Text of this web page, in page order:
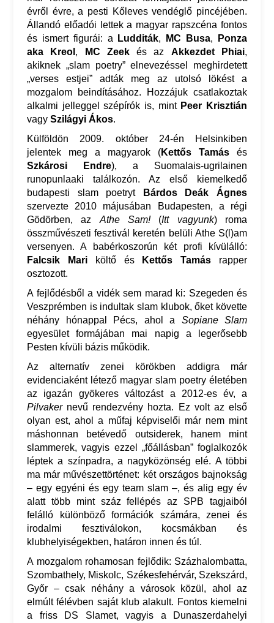
évről évre, a pesti Kőleves vendéglő pincéjében.
Állandó előadói lettek a magyar rapszcéna fontos
és ismert figurái: a
Ludditák, MC Busa,
Ponza
aka Kreol , MC Zeekés az Akkezdet Phiai,
akiknek „slam poetry” elnevezéssel meghirdetett
„verses estjei” adták meg az utolsó lökést a
mozgalom beindításához. Hozzájuk csatlakoztak
alkalmi jelleggel szépírók is, mint Peer Krisztián
vagy Szilágyi Ákos.
Külföldön 2009. október 24-én Helsinkiben
jelentek meg a magyarok (Kettős Tamás és
Szkárosi Endre), a Suomalais-ugrilainen
runopunlaaki találkozón. Az első kiemelkedő
budapesti slam poetryt
Bárdos Deák Ágnes
szervezte 2010 májusában Budapesten, a régi
Gödörben, az Athe Sam!(Itt vagyunk) roma
összművészeti fesztivál keretén belüli Athe S(l)am
versenyen. A babérkoszorún két profi kívülálló:
Falcsik Mari
költő és Kettős Tamás rapper
osztozott.
A fejlődésből a vidék sem marad ki: Szegeden és
Veszprémben is indultak slam klubok, őket követte
néhány hónappal Pécs, ahol a Sopiane Slam
egyesület formájában mai napig a legerősebb
Pesten kívüli bázis működik.
Az alternatív zenei körökben addigra már
evidenciaként létező magyar slam poetry életében
az igazán gyökeres változást a 2012-es év, a
Pilvakernevű rendezvény hozta. Ez volt az első
olyan est, ahol a műfaj képviselői már nem mint
máshonnan betévedő outsiderek, hanem mint
slammerek, vagyis ezzel „főállásban” foglalkozók
léptek a színpadra, a nagyközönség elé. A többi
ma már művészettörténet: két országos bajnokság
– egy egyéni és egy team slam –, és alig egy év
alatt több mint száz fellépés az SPB tagjaiból
felálló különböző formációk számára, zenei és
irodalmi fesztiválokon, kocsmákban és
klubhelyiségekben, határon innen és túl.
A mozgalom rohamosan fejlődik: Százhalombatta,
Szombathely, Miskolc, Székesfehérvár, Szekszárd,
Győr – csak néhány a városok közül, ahol az
elmúlt félévben saját klub alakult. Fontos kiemelni
a friss DS Slamet, vagyis a Dunaszerdahelyi